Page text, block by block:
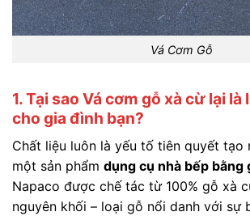
Vá Cơm Gỗ
1. Tại sao Vá cơm gỗ xà cừ lại là
cho gia đình bạn?
Chất liệu luôn là yếu tố tiên quyết tạo
một sản phẩm dụng cụ nhà bếp bằng
Napaco được chế tác từ 100% gỗ xà
nguyên khối – loại gỗ nổi danh với sự